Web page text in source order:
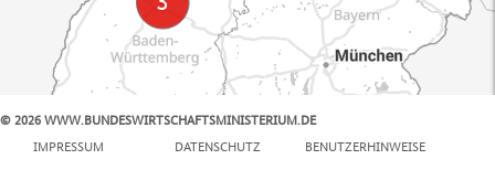
© 2026 WWW.BUNDESWIRTSCHAFTSMINISTERIUM.DE
IMPRESSUM
DATENSCHUTZ BENUTZERHINWEISE